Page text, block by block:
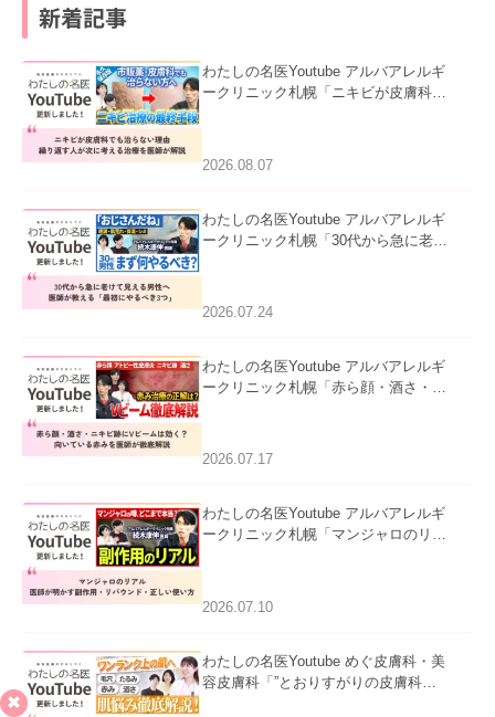
新着記事
わたしの名医Youtube アルバアレルギ
ークリニック札幌「ニキビが皮膚科で
ました。
2026.08.07
わたしの名医Youtube アルバアレルギ
ークリニック札幌「30代から急に老け
た。
2026.07.24
わたしの名医Youtube アルバアレルギ
ークリニック札幌「赤ら顔・酒さ・ニ
ました。
2026.07.17
わたしの名医Youtube アルバアレルギ
ークリニック札幌「マンジャロのリア
た。
2026.07.10
わたしの名医Youtube めぐ皮膚科・美
容皮膚科「”とおりすがりの皮膚科